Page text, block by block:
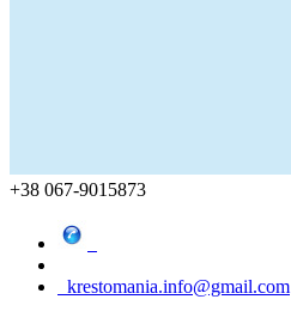
+38 067-9015873
krestomania.info@gmail.com